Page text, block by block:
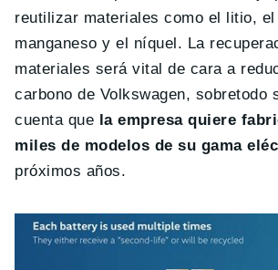
reutilizar materiales como el litio, el
manganeso y el níquel. La
materiales será vital de cara a
carbono de Volkswagen, sobretodo
cuenta que la empresa quiere
miles de modelos de su gama
próximos años.